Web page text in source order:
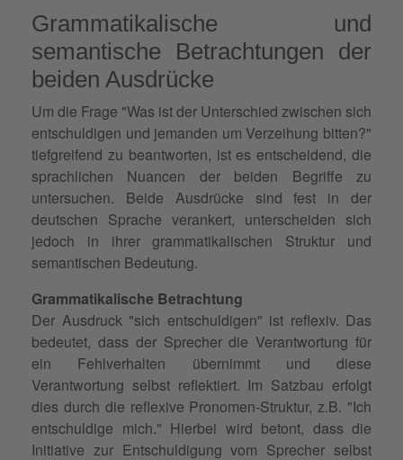
Grammatikalische und
semantische Betrachtungen der
beiden Ausdrücke
Um die Frage "Was ist der Unterschied zwischen sich
entschuldigen und jemanden um Verzeihung bitten?"
tiefgreifend zu beantworten, ist es entscheidend, die
sprachlichen Nuancen der beiden Begriffe zu
untersuchen. Beide Ausdrücke sind fest in der
deutschen Sprache verankert, unterscheiden sich
jedoch in ihrer grammatikalischen Struktur und
semantischen Bedeutung.
Grammatikalische Betrachtung
Der Ausdruck "sich entschuldigen" ist reflexiv. Das
bedeutet, dass der Sprecher die Verantwortung für
ein Fehlverhalten übernimmt und diese
Verantwortung selbst reflektiert. Im Satzbau erfolgt
dies durch die reflexive Pronomen-Struktur, z.B. "Ich
entschuldige mich." Hierbei wird betont, dass die
Initiative zur Entschuldigung vom Sprecher selbst